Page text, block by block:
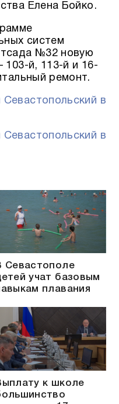
Елена Бойко.
систем
№32 новую
103-й, 113-й и 16-
ремонт.
в
в
Севастополе
учат базовым
плавания
к школе